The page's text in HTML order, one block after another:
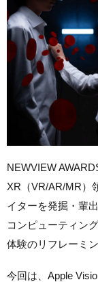
NEWVIEW
XR（VR/AR/MR）
イターを発掘・輩
コンピューティン
体験のリフレーミ
今回は、Apple